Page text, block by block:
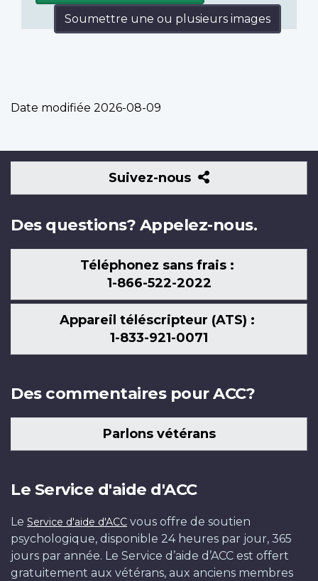
Soumettre une ou plusieurs images
Date modifiée 2026-08-09
Suivez-nous
Suivez-
nous
Des questions? Appelez-nous.
Téléphonez sans frais :
1-866-522-2022
Appareil téléscripteur (ATS) :
1-833-921-0071
Des commentaires pour ACC?
Parlons vétérans
Le Service d'aide d'ACC
Le Service d'aide d'ACC vous offre de soutien
psychologique, disponible 24 heures par jour, 365
jours par année. Le Service d’aide d’ACC est offert
gratuitement aux vétérans, aux anciens membres